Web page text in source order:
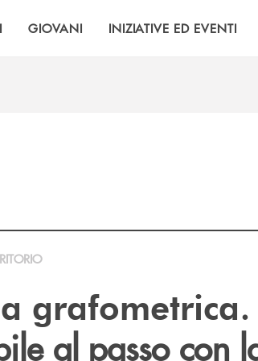
GIOVANI INIZIATIVE ED EVENTI
grafometrica.
al passo con